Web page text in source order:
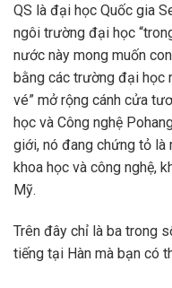
QS là đại học Quốc gia
ngôi trường đại học
nước này mong muốn
bằng các trường đại học
vé” mở rộng cánh cửa
học và Công nghệ
giới, nó đang chứng tỏ là
khoa học và công nghệ,
Mỹ.
Trên đây chỉ là ba trong
tiếng tại Hàn mà bạn có